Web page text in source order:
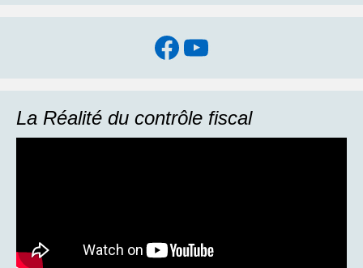
Facebook
YouTube
La Réalité du contrôle fiscal